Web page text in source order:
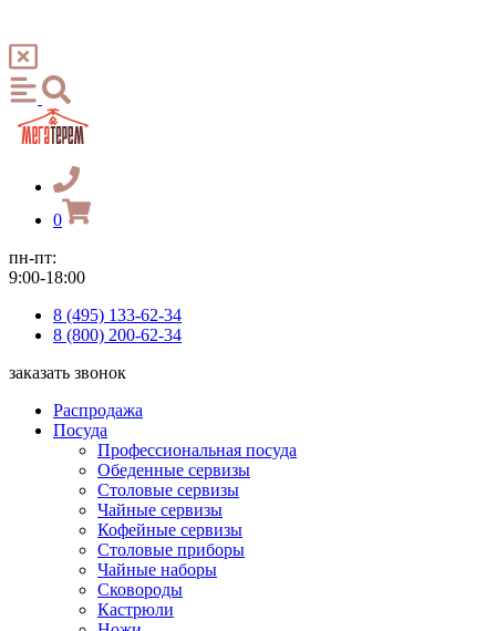
0
пн-пт:
9:00-18:00
8 (495) 133-62-34
8 (800) 200-62-34
заказать звонок
Распродажа
Посуда
Профессиональная посуда
Обеденные сервизы
Столовые сервизы
Чайные сервизы
Кофейные сервизы
Столовые приборы
Чайные наборы
Сковороды
Кастрюли